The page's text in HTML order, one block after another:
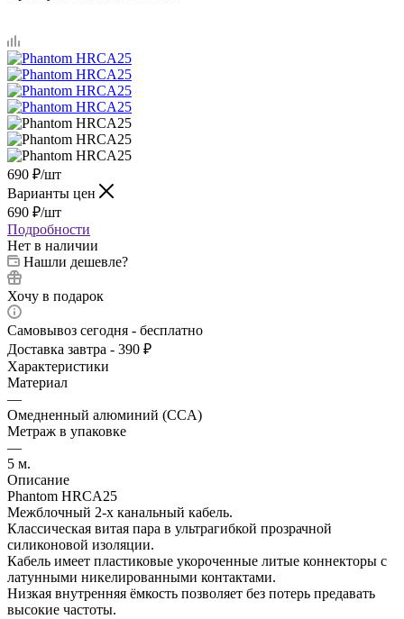
690 ₽/шт
Варианты цен
690 ₽/шт
Подробности
Нет в наличии
Нашли дешевле?
Хочу в подарок
Самовывоз сегодня - бесплатно
Доставка завтра - 390 ₽
Характеристики
Материал
—
Омедненный алюминий (CCA)
Метраж в упаковке
—
5 м.
Описание
Phantom HRCA25
Межблочный 2-х канальный кабель.
Классическая витая пара в ультрагибкой прозрачной
силиконовой изоляции.
Кабель имеет пластиковые укороченные литые коннекторы с
латунными никелированными контактами.
Низкая внутренняя ёмкость позволяет без потерь предавать
высокие частоты.